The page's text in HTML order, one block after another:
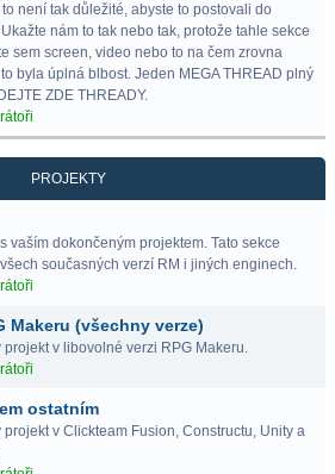
není tak důležité, abyste to postovali do
nám to tak nebo tak, protože tahle sekce
sem screen, video nebo to na čem zrovna
byla úplná blbost. Jeden MEGA THREAD plný
ZDE THREADY.
PROJEKTY
vaším dokončeným projektem. Tato sekce
současných verzí RM i jiných enginech.
Makeru (všechny verze)
v libovolné verzi RPG Makeru.
ostatním
v Clickteam Fusion, Constructu, Unity a